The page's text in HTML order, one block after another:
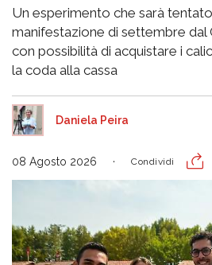
Un esperimento che sarà
manifestazione di settembre
con possibilità di acquistare i
la coda alla cassa
Daniela Peira
08 Agosto 2026 Condividi